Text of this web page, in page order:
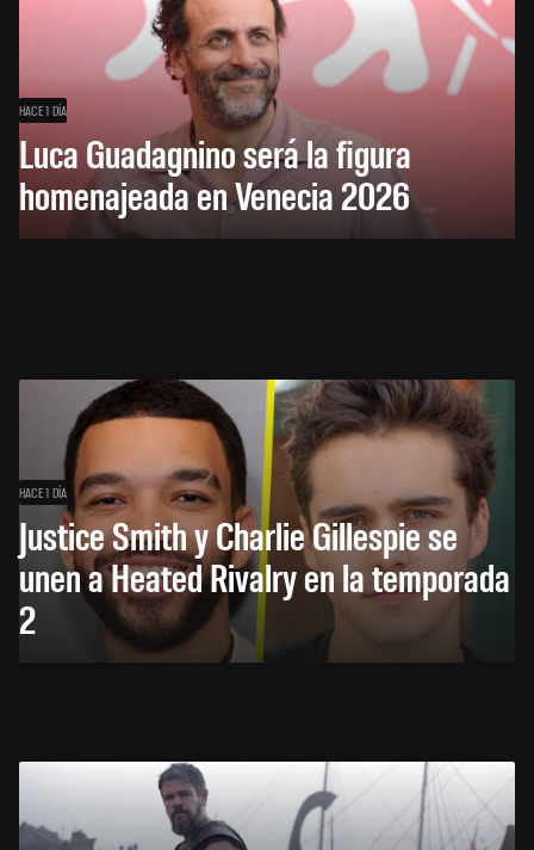
HACE 1 DÍA
Luca Guadagnino será la figura
homenajeada en Venecia 2026
HACE 1 DÍA
Justice Smith y Charlie Gillespie se
unen a Heated Rivalry en la temporada
2